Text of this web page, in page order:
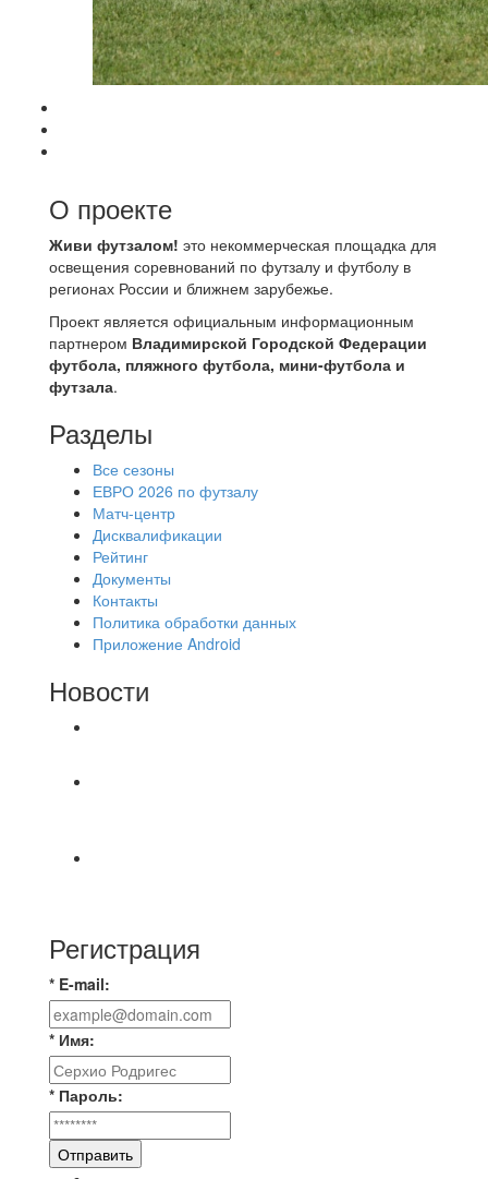
О проекте
Живи футзалом! это некоммерческая площадка для
освещения соревнований по футзалу и футболу в
регионах России и ближнем зарубежье.
Проект является официальным информационным
партнером Владимирской Городской Федерации
футбола, пляжного футбола, мини-футбола и
футзала.
Разделы
Все сезоны
ЕВРО 2026 по футзалу
Матч-центр
Дисквалификации
Рейтинг
Документы
Контакты
Политика обработки данных
Приложение Android
Новости
Регистрация
* E-mail:
* Имя:
* Пароль:
Отправить